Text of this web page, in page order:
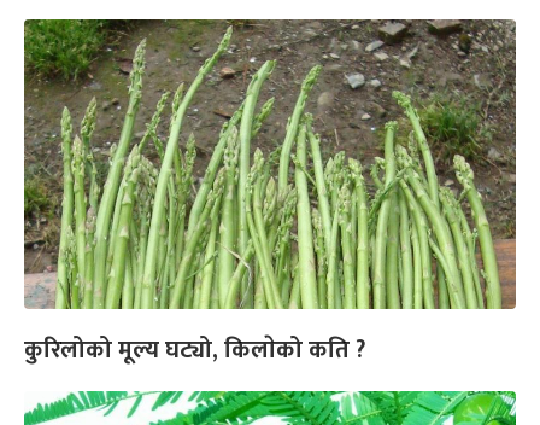
कुरिलोको मूल्य घट्यो, किलाेको कति ?